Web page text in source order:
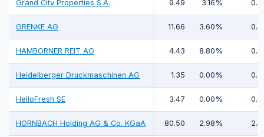
Grand City Properties S.A. 9.49 3.16%
GRENKE AG 11.66 3.60%
HAMBORNER REIT AG 4.43 8.80%
Heidelberger Druckmaschinen AG 1.35 0.00%
HelloFresh SE 3.47 0.00%
HORNBACH Holding AG & Co. KGaA 80.50 2.98%